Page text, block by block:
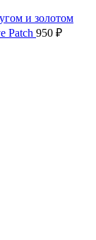
и золотом
Patch 950 ₽